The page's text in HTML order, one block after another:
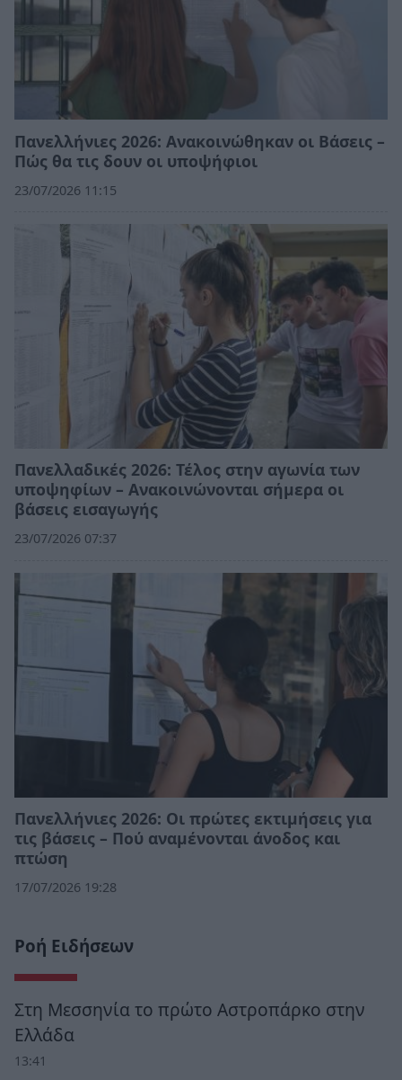
Πανελλήνιες 2026: Ανακοινώθηκαν οι Βάσεις –
Πώς θα τις δουν οι υποψήφιοι
23/07/2026 11:15
Πανελλαδικές 2026: Τέλος στην αγωνία των
υποψηφίων – Ανακοινώνονται σήμερα οι
βάσεις εισαγωγής
23/07/2026 07:37
Πανελλήνιες 2026: Οι πρώτες εκτιμήσεις για
τις βάσεις – Πού αναμένονται άνοδος και
πτώση
17/07/2026 19:28
Ροή Ειδήσεων
Στη Μεσσηνία το πρώτο Αστροπάρκο στην
Ελλάδα
13:41